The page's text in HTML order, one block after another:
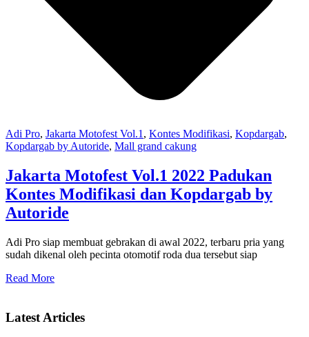
Adi Pro, Jakarta Motofest Vol.1 , Kontes Modifikasi, Kopdargab,
Kopdargab by Autoride, Mall grand cakung
Jakarta Motofest Vol.1 2022 Padukan
Kontes Modifikasi dan Kopdargab by
Autoride
Adi Pro siap membuat gebrakan di awal 2022, terbaru pria yang
sudah dikenal oleh pecinta otomotif roda dua tersebut siap
Read More
Latest Articles